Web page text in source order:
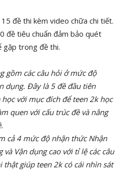
đề thi kèm video chữa chi tiết.
đề tiêu chuẩn đảm bảo quét
gặp trong đề thi.
gồm các câu hỏi ở mức độ
dụng. Đây là 5 đề đầu tiên
với mục đích để teen 2k học
quen với cấu trúc đề và nâng
cả 4 mức độ nhận thức Nhận
Vận dụng cao với tỉ lệ các câu
giúp teen 2k có cái nhìn sát